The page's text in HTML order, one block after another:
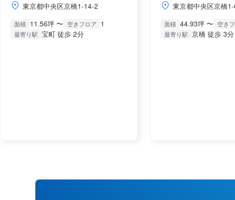
東京都中央区京橋1-14-2
面積 11.56坪 〜 空きフロア 1
最寄り駅 宝町 徒歩 2分
東京都中央区京橋
面積 44.93坪 〜 空き
最寄り駅 京橋 徒歩 3分